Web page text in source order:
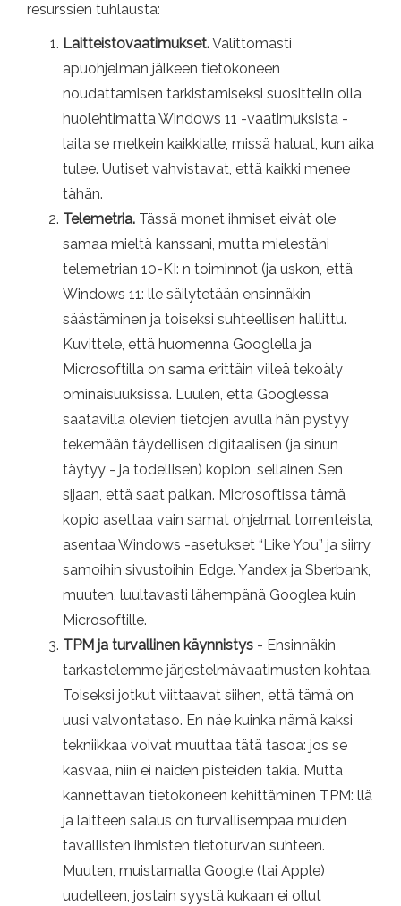
resurssien tuhlausta:
Laitteistovaatimukset.Välittömästi
apuohjelman jälkeen tietokoneen
noudattamisen tarkistamiseksi suosittelin olla
huolehtimatta Windows 11 -vaatimuksista -
laita se melkein kaikkialle, missä haluat, kun aika
tulee. Uutiset vahvistavat, että kaikki menee
tähän.
Telemetria. Tässä monet ihmiset eivät ole
samaa mieltä kanssani, mutta mielestäni
telemetrian 10-KI: n toiminnot (ja uskon, että
Windows 11: lle säilytetään ensinnäkin
säästäminen ja toiseksi suhteellisen hallittu.
Kuvittele, että huomenna Googlella ja
Microsoftilla on sama erittäin viileä tekoäly
ominaisuuksissa. Luulen, että Googlessa
saatavilla olevien tietojen avulla hän pystyy
tekemään täydellisen digitaalisen (ja sinun
täytyy - ja todellisen) kopion, sellainen Sen
sijaan, että saat palkan. Microsoftissa tämä
kopio asettaa vain samat ohjelmat torrenteista,
asentaa Windows -asetukset “Like You” ja siirry
samoihin sivustoihin Edge. Yandex ja Sberbank,
muuten, luultavasti lähempänä Googlea kuin
Microsoftille.
TPM ja turvallinen käynnistys - Ensinnäkin
tarkastelemme järjestelmävaatimusten kohtaa.
Toiseksi jotkut viittaavat siihen, että tämä on
uusi valvontataso. En näe kuinka nämä kaksi
tekniikkaa voivat muuttaa tätä tasoa: jos se
kasvaa, niin ei näiden pisteiden takia. Mutta
kannettavan tietokoneen kehittäminen TPM: llä
ja laitteen salaus on turvallisempaa muiden
tavallisten ihmisten tietoturvan suhteen.
Muuten, muistamalla Google (tai Apple)
uudelleen, jostain syystä kukaan ei ollut